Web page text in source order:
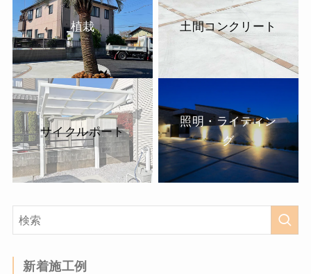
植栽 土間コンクリート
サイクルポート
照明・ライティン
グ
新着施工例